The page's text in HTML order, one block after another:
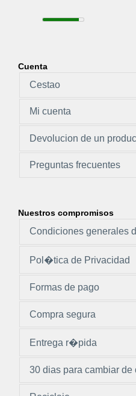
Cuenta
Cestao
Mi cuenta
Devolucion de un
Preguntas frecuentes
Nuestros compromisos
Condiciones generales
Pol�tica de Privacidad
Formas de pago
Compra segura
Entrega r�pida
30 dias para cambiar de